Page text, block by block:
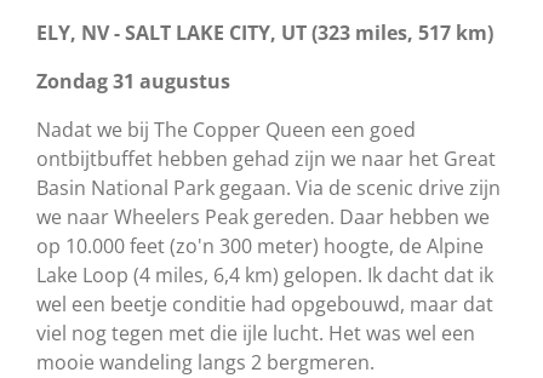
ELY, NV - SALT LAKE CITY, UT (323 miles, 517 km)
Zondag 31 augustus
Nadat we bij The Copper Queen een goed
ontbijtbuffet hebben gehad zijn we naar het Great
Basin National Park gegaan. Via de scenic drive zijn
we naar Wheelers Peak gereden. Daar hebben we
op 10.000 feet (zo'n 300 meter) hoogte, de Alpine
Lake Loop (4 miles, 6,4 km) gelopen. Ik dacht dat ik
wel een beetje conditie had opgebouwd, maar dat
viel nog tegen met die ijle lucht. Het was wel een
mooie wandeling langs 2 bergmeren.